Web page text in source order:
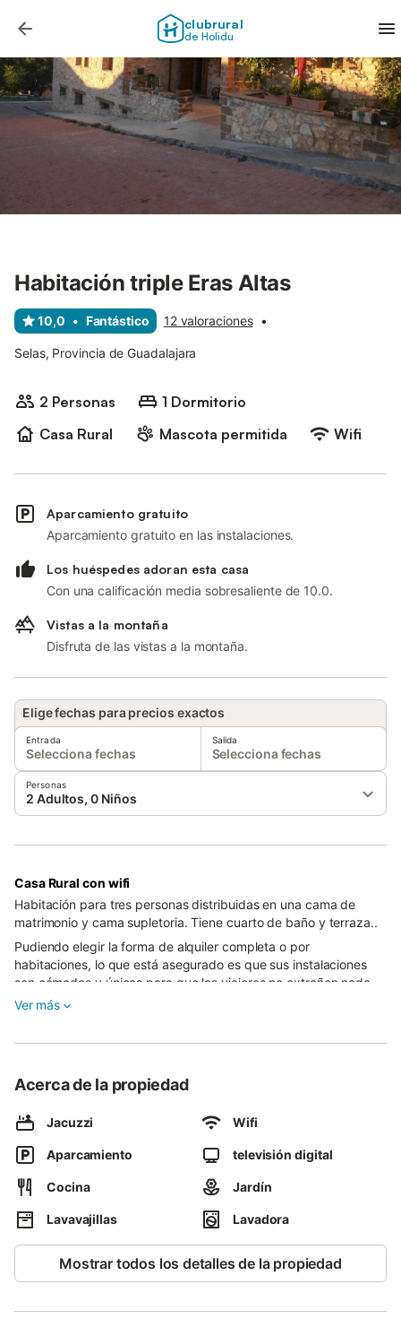
clubrural
de Holidu
Habitación triple Eras Altas
10,0 • Fantástico 12 valoraciones •
Selas, Provincia de Guadalajara
2 Personas
1 Dormitorio
Casa Rural
Mascota permitida Wifi
Aparcamiento gratuito
Aparcamiento gratuito en las instalaciones.
Los huéspedes adoran esta casa
Con una calificación media sobresaliente de 10.0.
Vistas a la montaña
Disfruta de las vistas a la montaña.
Elige fechas para precios exactos
Entrada
Selecciona fechas
Salida
Selecciona fechas
Personas
2 Adultos, 0 Niños
Casa Rural con wifi
Habitación para tres personas distribuidas en una cama de
matrimonio y cama supletoria. Tiene cuarto de baño y terraza..
Pudiendo elegir la forma de alquiler completa o por
habitaciones, lo que está asegurado es que sus instalaciones
son cómodas y únicas para que los viajeros no extrañen nada.
Eras Altas se encuentra ubicada en el pueblo de Selas, a una
reconstrucción, los propietarios han intentado conservar el
utilizar materiales nobles de la zona como pino, sabina o piedra.
El interior cuenta con todas las comodidades imaginables para
ofrecer una estancia con una calidad insuperable y está
dividido en tres plantas
En la planta baja se encuentra el salón comedor con chimenea,
TV y juegos de mesa , una cocina totalmente equipada y un
aseo. La primera planta está formada por dos habitaciones
dobles, con posibilidad de supletorias, un baño con hidromasaje
y secador de pelo, terraza con preciosas vistas y una chimenea.
Y en la segunda planta hay una habitación cuádruple con dos
camas de 2 metros, TV y un cuarto de baño con secador de
Ver más
Acerca de la propiedad
Jacuzzi Wifi
Aparcamiento televisión digital
Cocina Jardín
Lavavajillas Lavadora
Mostrar todos los detalles de la propiedad